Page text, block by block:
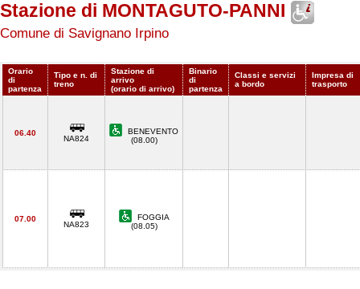
Stazione di MONTAGUTO-PANNI
Comune di Savignano Irpino
Orario
di
partenza
Tipo e n. di
treno
Stazione di
arrivo
(orario di arrivo)
Binario
di
partenza
Classi e servizi
a bordo
Impresa di
trasporto
06.40
NA824
BENEVENTO
(08.00)
07.00
NA823
FOGGIA
(08.05)